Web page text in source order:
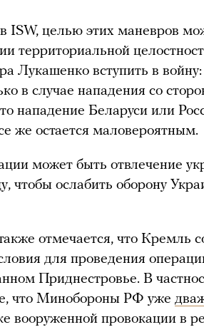
ISW, целью этих маневров
территориальной
Лукашенко вступить в
в случае нападения со
нападение Беларуси или
же остается маловероятным.
может быть отвлечение
чтобы ослабить оборону
отмечается, что Кремль
для проведения
Приднестровье. В
что Минобороны РФ уже
вооруженной провокации в